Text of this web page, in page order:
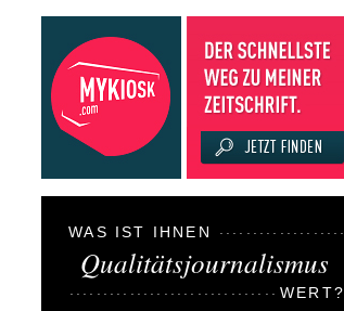
WAS IST IHNEN
Qualitätsjournalismus
WERT?